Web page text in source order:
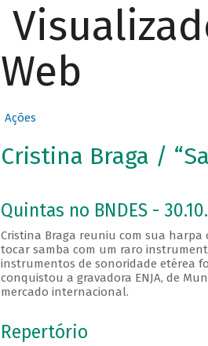
Web
Ações
Cristina Braga /
Quintas no BNDES -
Cristina Braga reuniu com sua harpa
tocar samba com um raro
instrumentos de sonoridade etérea
conquistou a gravadora ENJA, de
mercado internacional.
Repertório